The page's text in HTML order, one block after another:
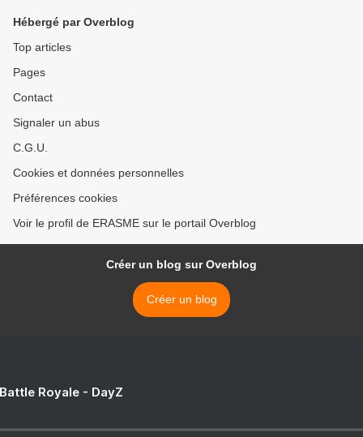
Hébergé par Overblog
Top articles
Pages
Contact
Signaler un abus
C.G.U.
Cookies et données personnelles
Préférences cookies
Voir le profil de ERASME sur le portail Overblog
Créer un blog sur Overblog
Créer un blog
Royale - DayZ